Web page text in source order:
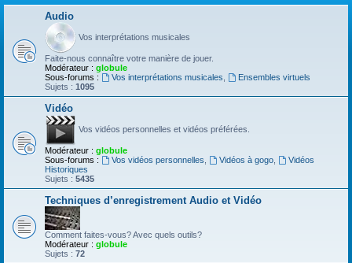
Audio
Vos interprétations musicales
Faite-nous connaître votre manière de jouer.
Modérateur : globule
Sous-forums :
Vos interprétations musicales
Ensembles virtuels
Sujets : 1095
Vidéo
Vos vidéos personnelles et vidéos préférées.
Modérateur : globule
Sous-forums :
Vos vidéos personnelles Vidéos à gogo,
Vidéos
Historiques
Sujets : 5435
Techniques d’enregistrement Audio et Vidéo
Comment faites-vous? Avec quels outils?
Modérateur : globule
Sujets : 72